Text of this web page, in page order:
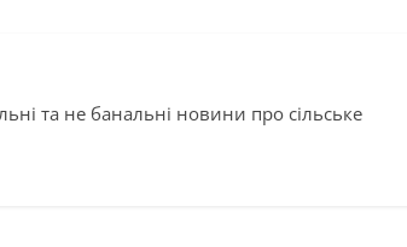
та не банальні новини про сільське